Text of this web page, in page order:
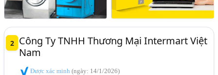
2
Công Ty TNHH Thương Mại Intermart Việt
Nam
Được xác minh(ngày: 14/1/2026)